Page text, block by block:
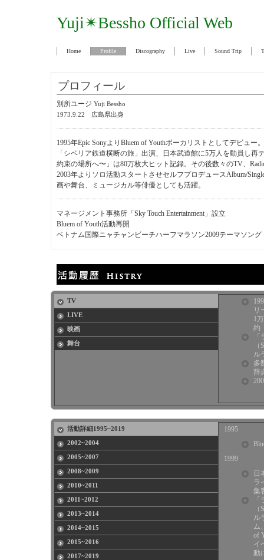
Yuji✴Bessho Official Web
Home Profile Discography Live Sound Trip
プロフィール
別所ユージ Yuji Bessho
1973.9.22 広島県出身
1995年Epic SonyよりBluem of Youthボーカリストとしてデビュー
「シベリア鉄道横断の旅」出演、日本武道館に5万人を動員し再
約束の場所へ〜」は80万枚大ヒット記録。その後数々のTV、
2003年よりソロ活動スタートさせセルフプロデュースAlbum/
画や舞台、ミュージカル等俳優としても活躍。
マネージメント事務所「Sky Touch Entertainment」設立
Bluem of Youth活動再開
ベトナム国際ニャチャンビーチハーフマラソン2009テーマソング
TV
LIVE
映画
舞台
リ
1
約
ル
多
辞
活動詳細1995~2019
2002~2004
2005~2007
2008~2009
2010~2011
2011~2012
2013~2014
2014~2015
2015~2016
2017~2019
1995
1999
日
ラ
集
ル
ム
of
イ
動